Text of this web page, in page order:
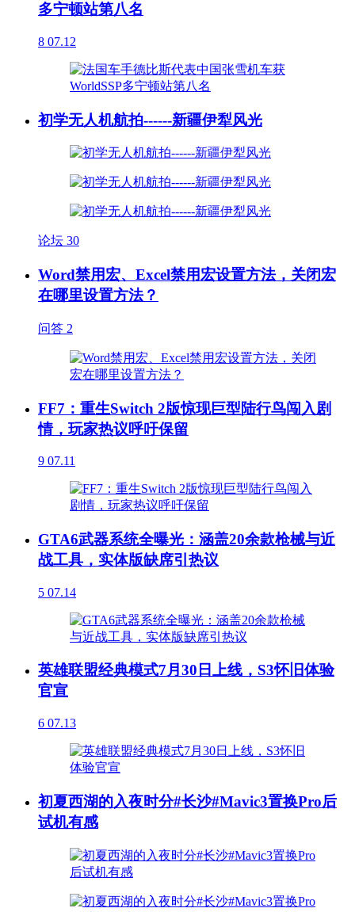
多宁顿站第八名
8 07.12
初学无人机航拍------新疆伊犁风光
论坛 30
Word禁用宏、Excel禁用宏设置方法，关闭宏
在哪里设置方法？
问答 2
FF7：重生Switch 2版惊现巨型陆行鸟闯入剧
情，玩家热议呼吁保留
9 07.11
GTA6武器系统全曝光：涵盖20余款枪械与近
战工具，实体版缺席引热议
5 07.14
英雄联盟经典模式7月30日上线，S3怀旧体验
官宣
6 07.13
初夏西湖的入夜时分#长沙#Mavic3置换Pro后
试机有感